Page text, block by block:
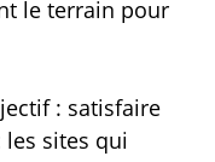
le terrain pour
: satisfaire
sites qui